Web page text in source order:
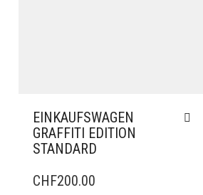
EINKAUFSWAGEN
GRAFFITI EDITION
STANDARD
CHF200.00